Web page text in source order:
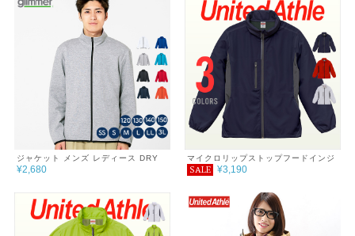
ジャケット メンズ レディース DRY
スウェット シンプル チーム サークル
¥2,680
マイクロリップストップフードインジ
ャケット（裏フリース）
SALE ¥3,190